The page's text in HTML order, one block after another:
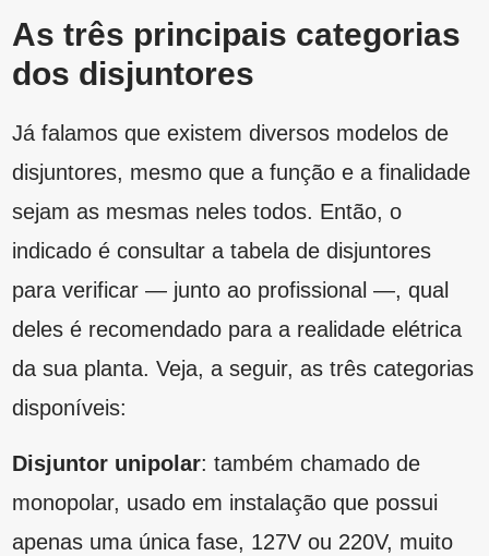
deles é recomendado para a realidade elétrica
da sua planta. Veja, a seguir, as três categorias
monopolar, usado em instalação que possui
apenas uma única fase, 127V ou 220V, muito
comum em iluminação e tomadas;
ligar chuveiros e torneiras elétricas ou outros
utensílios que exigem um pouco mais de
potência;
Disjuntor tripolar: indicado para circuitos e
instalações com três fases. O exemplo mais